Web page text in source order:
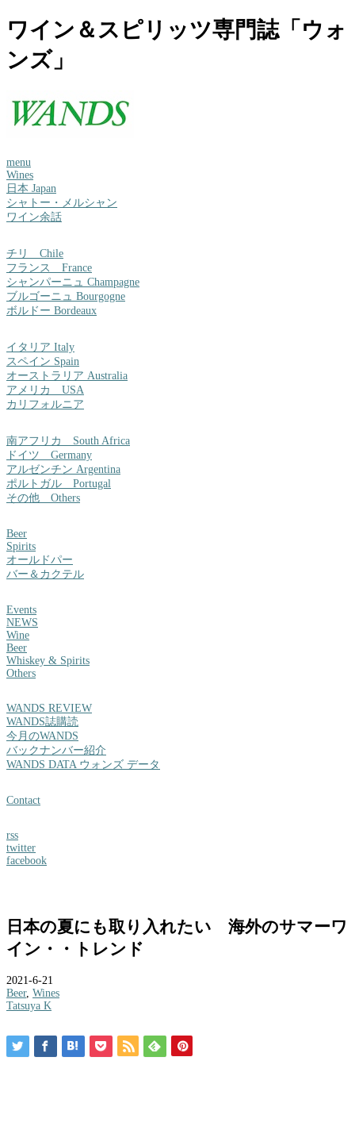
ワイン＆スピリッツ専門誌「ウォ
ンズ」
menu
Wines
日本 Japan
シャトー・メルシャン
ワイン余話
チリ Chile
フランス France
シャンパーニュ Champagne
ブルゴーニュ Bourgogne
ボルドー Bordeaux
イタリア Italy
スペイン Spain
オーストラリア Australia
アメリカ USA
カリフォルニア
南アフリカ South Africa
ドイツ Germany
アルゼンチン Argentina
ポルトガル Portugal
その他 Others
Beer
Spirits
オールドパー
バー＆カクテル
Events
NEWS
Wine
Beer
Whiskey & Spirits
Others
WANDS REVIEW
WANDS誌購読
今月のWANDS
バックナンバー紹介
WANDS DATA ウォンズ データ
Contact
rss
twitter
facebook
日本の夏にも取り入れたい 海外のサマーワ
イン・・トレンド
2021-6-21
Beer, Wines
Tatsuya K